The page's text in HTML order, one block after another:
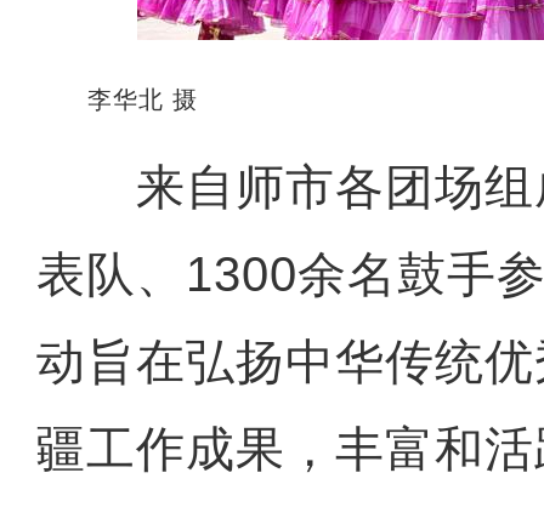
李华北 摄
来自师市各团场组
表队、1300余名鼓手
动旨在弘扬中华传统
疆工作成果，丰富和